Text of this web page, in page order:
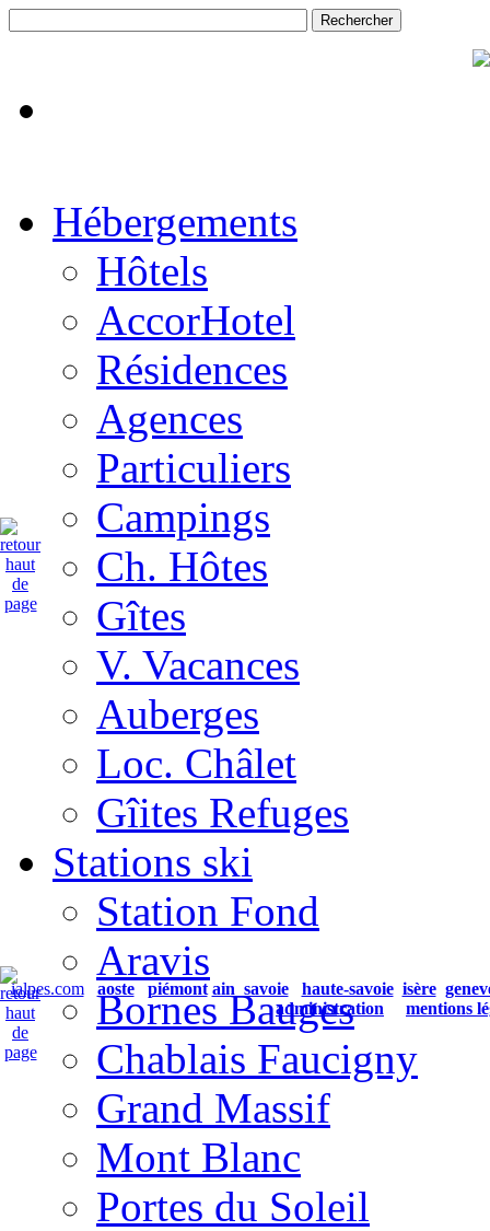
ialpes.com aoste piémont ain savoie haute-savoie isère
administration
mentions
Hébergements
Hôtels
AccorHotel
Résidences
Agences
Particuliers
Campings
Ch. Hôtes
Gîtes
V. Vacances
Auberges
Loc. Châlet
Gîites Refuges
Stations ski
Station Fond
Aravis
Bornes Bauges
Chablais Faucigny
Grand Massif
Mont Blanc
Portes du Soleil